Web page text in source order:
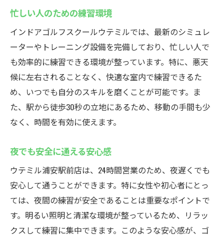
忙しい人のための練習環境
インドアゴルフスクールウテミルでは、最新のシミュレ
ーターやトレーニング設備を完備しており、忙しい人で
も効率的に練習できる環境が整っています。特に、悪天
候に左右されることなく、快適な室内で練習できるた
め、いつでも自分のスキルを磨くことが可能です。ま
た、駅から徒歩30秒の立地にあるため、移動の手間も少
なく、時間を有効に使えます。
夜でも安全に通える安心感
ウテミル浦安駅前店は、24時間営業のため、夜遅くでも
安心して通うことができます。特に女性や初心者にとっ
ては、夜間の練習が安全であることは重要なポイントで
す。明るい照明と清潔な環境が整っているため、リラッ
クスして練習に集中できます。このような安心感が、ゴ